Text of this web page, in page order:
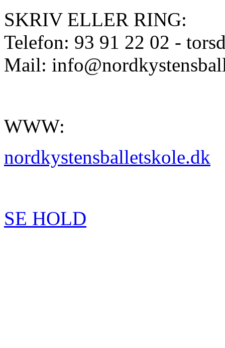
SKRIV ELLER RING:
Telefon: 93 91 22 02 -
Mail:
WWW:
nordkystensballetskole.dk
SE HOLD